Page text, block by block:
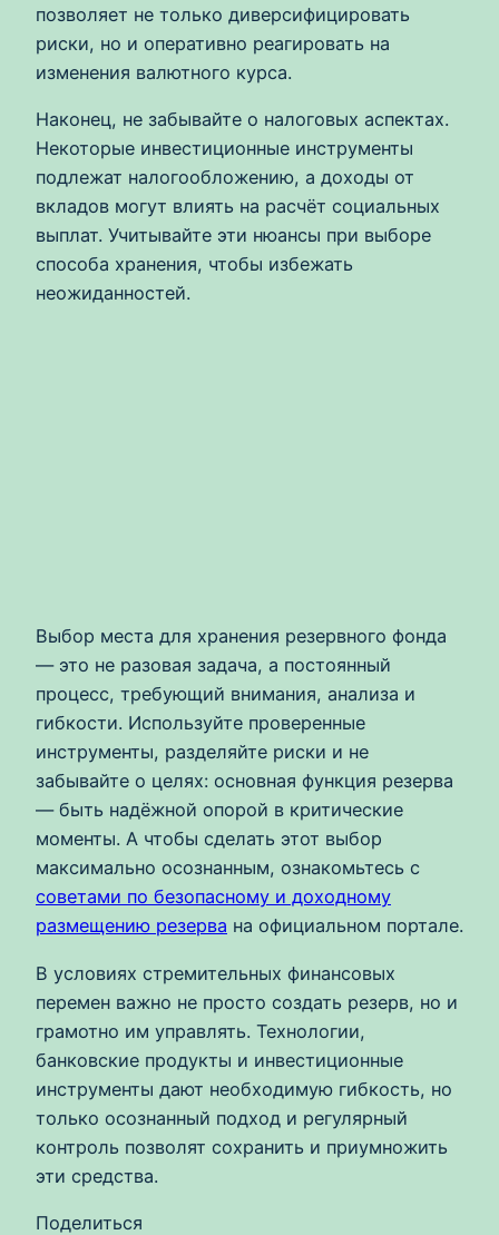
позволяет не только диверсифицировать
риски, но и оперативно реагировать на
изменения валютного курса.
Наконец, не забывайте о налоговых аспектах.
Некоторые инвестиционные инструменты
подлежат налогообложению, а доходы от
вкладов могут влиять на расчёт социальных
выплат. Учитывайте эти нюансы при выборе
способа хранения, чтобы избежать
неожиданностей.
Выбор места для хранения резервного фонда
— это не разовая задача, а постоянный
процесс, требующий внимания, анализа и
гибкости. Используйте проверенные
инструменты, разделяйте риски и не
забывайте о целях: основная функция резерва
— быть надёжной опорой в критические
моменты. А чтобы сделать этот выбор
максимально осознанным, ознакомьтесь с
советами по безопасному и доходному
размещению резерва на официальном портале.
В условиях стремительных финансовых
перемен важно не просто создать резерв, но и
грамотно им управлять. Технологии,
банковские продукты и инвестиционные
инструменты дают необходимую гибкость, но
только осознанный подход и регулярный
контроль позволят сохранить и приумножить
эти средства.
Поделиться